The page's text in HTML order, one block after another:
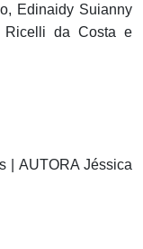
Edinaidy Suianny
Ricelli da Costa e
| AUTORA Jéssica